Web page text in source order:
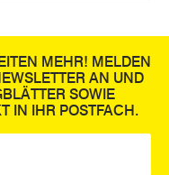
MEHR! MELDEN
AN UND
SOWIE
IN IHR POSTFACH.